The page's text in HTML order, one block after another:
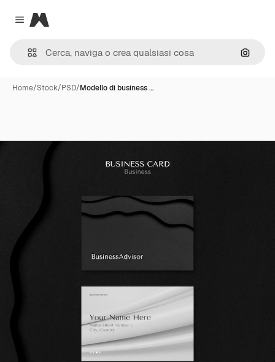
Close menu
Magnific
Cerca
Home/Stock/PSD/Modello di business …